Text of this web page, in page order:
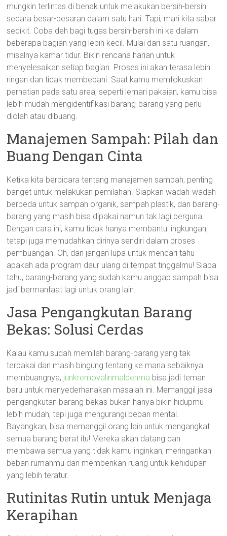
mungkin terlintas di benak untuk melakukan bersih-bersih
secara besar-besaran dalam satu hari. Tapi, mari kita sabar
sedikit. Coba deh bagi tugas bersih-bersih ini ke dalam
beberapa bagian yang lebih kecil. Mulai dari satu ruangan,
misalnya kamar tidur. Bikin rencana harian untuk
menyelesaikan setiap bagian. Proses ini akan terasa lebih
ringan dan tidak membebani. Saat kamu memfokuskan
perhatian pada satu area, seperti lemari pakaian, kamu bisa
lebih mudah mengidentifikasi barang-barang yang perlu
diolah atau dibuang.
Manajemen Sampah: Pilah dan
Buang Dengan Cinta
Ketika kita berbicara tentang manajemen sampah, penting
banget untuk melakukan pemilahan. Siapkan wadah-wadah
berbeda untuk sampah organik, sampah plastik, dan barang-
barang yang masih bisa dipakai namun tak lagi berguna.
Dengan cara ini, kamu tidak hanya membantu lingkungan,
tetapi juga memudahkan dirinya sendiri dalam proses
pembuangan. Oh, dan jangan lupa untuk mencari tahu
apakah ada program daur ulang di tempat tinggalmu! Siapa
tahu, barang-barang yang sudah kamu anggap sampah bisa
jadi bermanfaat lagi untuk orang lain.
Jasa Pengangkutan Barang
Bekas: Solusi Cerdas
Kalau kamu sudah memilah barang-barang yang tak
terpakai dan masih bingung tentang ke mana sebaiknya
membuangnya, junkremovalinmaldenma bisa jadi teman
baru untuk menyederhanakan masalah ini. Memanggil jasa
pengangkutan barang bekas bukan hanya bikin hidupmu
lebih mudah, tapi juga mengurangi beban mental.
Bayangkan, bisa memanggil orang lain untuk mengangkat
semua barang berat itu! Mereka akan datang dan
membawa semua yang tidak kamu inginkan, meringankan
beban rumahmu dan memberikan ruang untuk kehidupan
yang lebih teratur.
Rutinitas Rutin untuk Menjaga
Kerapihan